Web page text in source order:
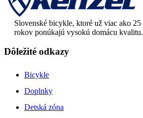
Slovenské bicykle, ktoré už viac ako 25
rokov ponúkajú vysokú domácu kvalitu.
Dôležité odkazy
Bicykle
Doplnky
Detská zóna